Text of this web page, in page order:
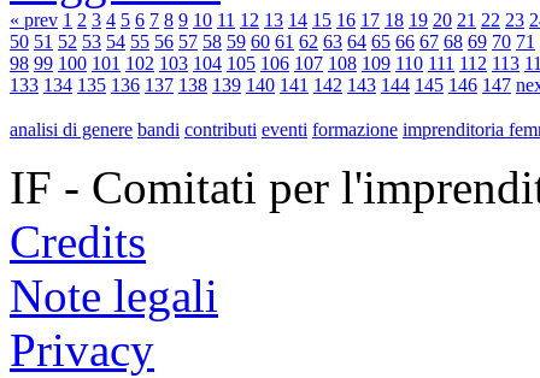
« prev 1 2 3 4 5 6 7 8 9 10 11 12 13 14 15 16 17 18 19 20 21 22 23
50 51 52 53 54 55 56 57 58 59 60 61 62 63 64 65 66 67 68 69 70 71
98 99 100 101 102 103 104 105 106 107 108 109 110 111 112 113
133 134 135 136 137 138 139 140 141 142 143 144 145 146 147
analisi di genere bandi contributi eventi formazione imprenditoria
IF - Comitati per
Credits
Note legali
Privacy